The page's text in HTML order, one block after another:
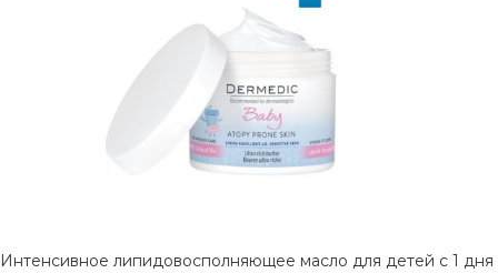
Интенсивное липидовосполняющее масло для детей с 1 дня